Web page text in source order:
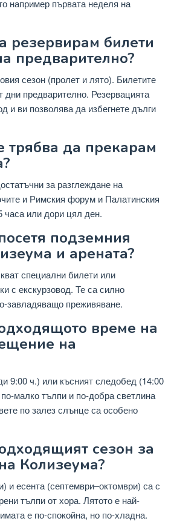
например първата неделя на
резервирам билети
предварително?
сезон (пролет и лято). Билетите
дни предварително. Резервацията
и ви позволява да избегнете дълги
трябва да прекарам
за разглеждане на
и Римския форум и Палатинския
часа или дори цял ден.
подземния
и арената?
специални билети или
с екскурзовод. Те са силно
завладяващо преживяване.
време на
на
9:00 ч.) или късният следобед (14:00
малко тълпи и по-добра светлина
по залез слънце са особено
сезон за
Колизеума?
и есента (септември–октомври) са с
тълпи от хора. Лятото е най-
е по-спокойна, но по-хладна.